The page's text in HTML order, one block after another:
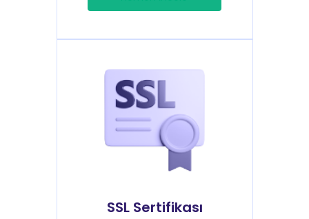
SSL Sertifikası